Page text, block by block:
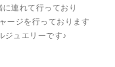
連れて行っており
ージを行っております
ジュエリーです♪